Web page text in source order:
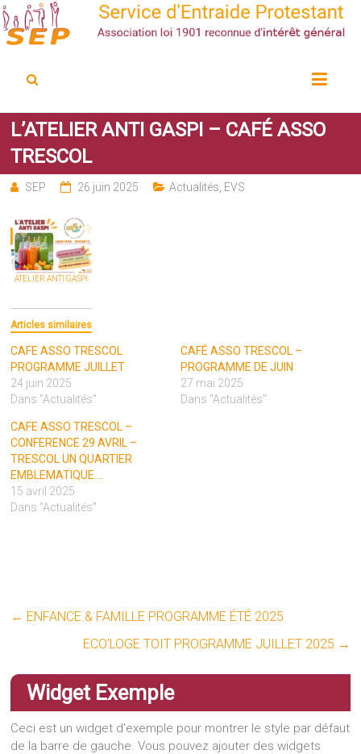
SEP
L’ATELIER ANTI GASPI – CAFÉ ASSO
TRESCOL
SEP 26 juin 2025 Actualités, EVS
ATELIER ANTI GASPI
Articles similaires
CAFE ASSO TRESCOL
PROGRAMME JUILLET
24 juin 2025
Dans "Actualités"
CAFÉ ASSO TRESCOL –
PROGRAMME DE JUIN
27 mai 2025
Dans "Actualités"
CAFE ASSO TRESCOL –
CONFERENCE 29 AVRIL –
TRESCOL UN QUARTIER
EMBLEMATIQUE….
15 avril 2025
Dans "Actualités"
← ENFANCE & FAMILLE PROGRAMME ÉTÉ 2025
ECO’LOGE TOIT PROGRAMME JUILLET 2025 →
Widget Exemple
Ceci est un widget d'exemple pour montrer le style par défaut
de la barre de gauche. Vous pouvez ajouter des widgets